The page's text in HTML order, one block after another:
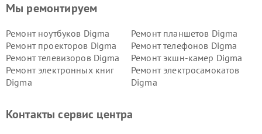
Мы ремонтируем
Ремонт ноутбуков Digma
Ремонт планшетов Digma
Ремонт проекторов Digma
Ремонт телефонов Digma
Ремонт телевизоров Digma
Ремонт экшн-камер Digma
Ремонт электронных книг
Digma
Ремонт электросамокатов
Digma
Контакты сервис центра